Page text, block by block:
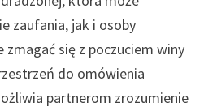
zaufania, jak i osoby
się z poczuciem winy
do omówienia
partnerom zrozumienie